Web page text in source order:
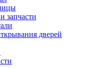
запчасти
дверей